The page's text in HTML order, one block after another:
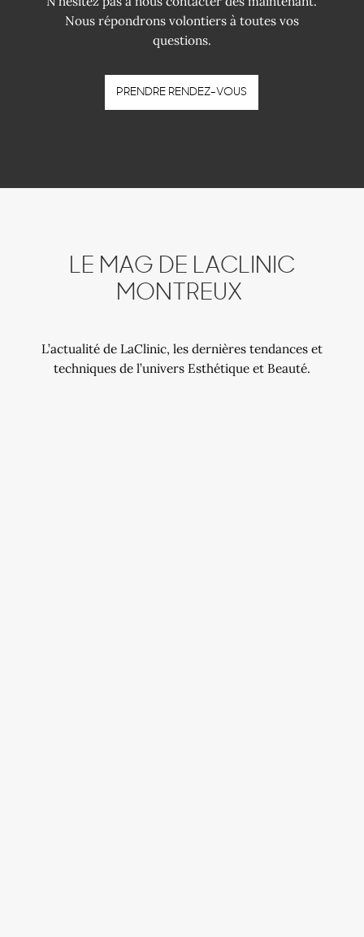
Nous répondrons volontiers à toutes vos
questions.
PRENDRE RENDEZ-VOUS
LE MAG DE LACLINIC
MONTREUX
L’actualité de LaClinic, les dernières tendances et
techniques de l’univers Esthétique et Beauté.